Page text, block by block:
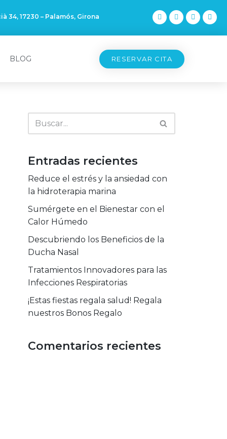
34, 17230 – Palamós, Girona
BLOG RESERVAR CITA
Entradas recientes
Reduce el estrés y la ansiedad con
la hidroterapia marina
Sumérgete en el Bienestar con el
Calor Húmedo
Descubriendo los Beneficios de la
Ducha Nasal
Tratamientos Innovadores para las
Infecciones Respiratorias
¡Estas fiestas regala salud! Regala
nuestros Bonos Regalo
Comentarios recientes